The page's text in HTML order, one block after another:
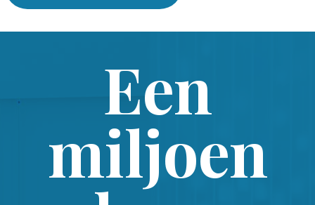
Een
miljoen